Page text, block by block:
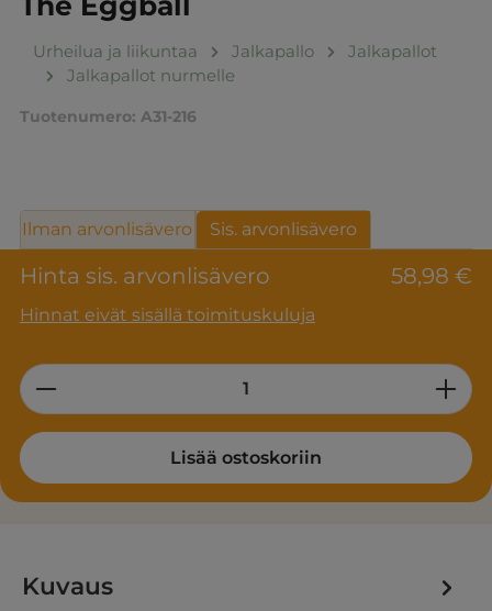
Urheilua ja liikuntaa Jalkapallo
Jalkapallot
Jalkapallot nurmelle
Tuotenumero: A31-216
Hinta sis. arvonlisävero 58,98 €
Hinnat eivät sisällä toimituskuluja
Ilman arvonlisävero Sis. arvonlisävero
Product Quantity: Enter the desired
Lisää ostoskoriin
Kuvaus